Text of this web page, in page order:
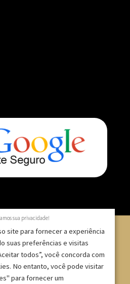
| Rua Serra de
– São Paulo/SP – CNPJ:
sua privacidade!
site para fornecer a experiência
suas preferências e visitas
todos”, você concorda com
No entanto, você pode visitar
para fornecer um